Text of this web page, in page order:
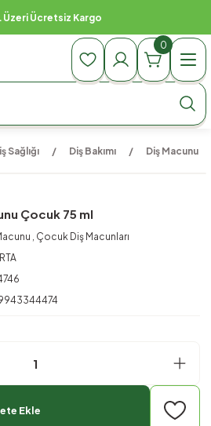
Üzeri Ücretsiz Kargo
0
Sağlığı Diş Bakımı Diş Macunu
Çocuk 75 ml
, Çocuk Diş Macunları
Ekle